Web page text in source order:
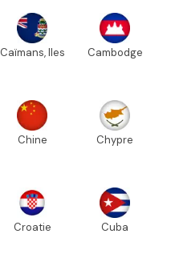
Caïmans, Iles Cambodge
Chine Chypre
Croatie Cuba